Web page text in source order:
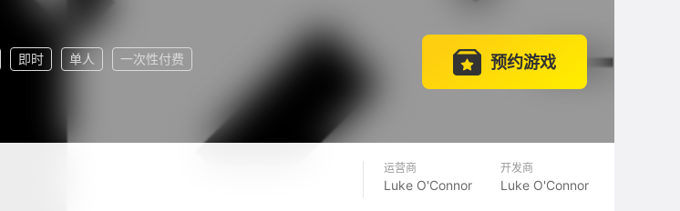
即时 单人 一次性付费 预约游戏
运营商
Luke O'Connor
开发商
Luke O'Connor